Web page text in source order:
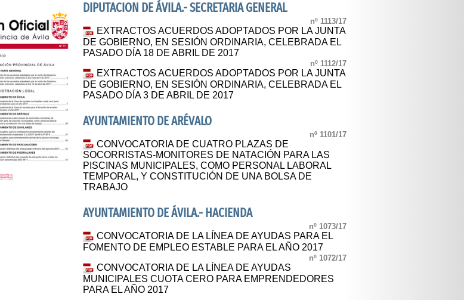
DIPUTACION DE ÁVILA.- SECRETARIA GENERAL
nº 1113/17
EXTRACTOS ACUERDOS ADOPTADOS POR LA JUNTA
DE GOBIERNO, EN SESIÓN ORDINARIA, CELEBRADA EL
PASADO DÍA 18 DE ABRIL DE 2017
nº 1112/17
EXTRACTOS ACUERDOS ADOPTADOS POR LA JUNTA
DE GOBIERNO, EN SESIÓN ORDINARIA, CELEBRADA EL
PASADO DÍA 3 DE ABRIL DE 2017
AYUNTAMIENTO DE ARÉVALO
nº 1101/17
CONVOCATORIA DE CUATRO PLAZAS DE
SOCORRISTAS-MONITORES DE NATACIÓN PARA LAS
PISCINAS MUNICIPALES, COMO PERSONAL LABORAL
TEMPORAL, Y CONSTITUCIÓN DE UNA BOLSA DE
TRABAJO
AYUNTAMIENTO DE ÁVILA.- HACIENDA
nº 1073/17
CONVOCATORIA DE LA LÍNEA DE AYUDAS PARA EL
FOMENTO DE EMPLEO ESTABLE PARA EL AÑO 2017
nº 1072/17
CONVOCATORIA DE LA LÍNEA DE AYUDAS
MUNICIPALES CUOTA CERO PARA EMPRENDEDORES
PARA EL AÑO 2017